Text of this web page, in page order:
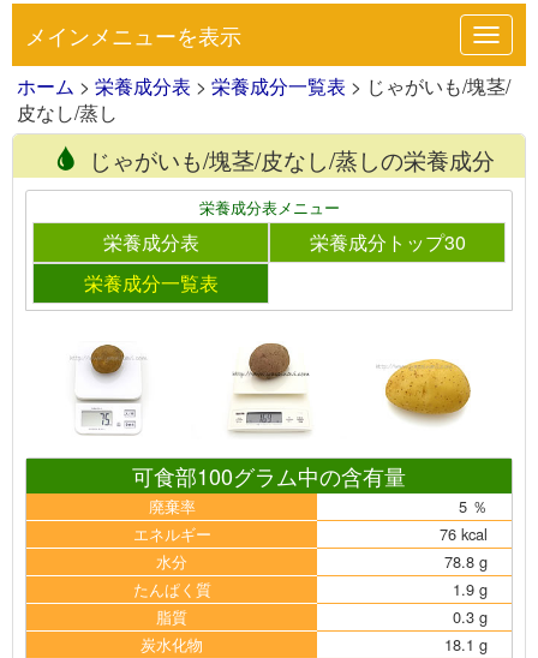
メインメニューを表示
ホーム > 栄養成分表 > 栄養成分一覧表 > じゃがいも/塊茎/
皮なし/蒸し
じゃがいも/塊茎/皮なし/蒸しの栄養成分
栄養成分表メニュー
栄養成分表
栄養成分トップ30
栄養成分一覧表
可食部100グラム中の含有量
廃棄率
5 ％
エネルギー
76 kcal
水分
78.8 g
たんぱく質
1.9 g
脂質
0.3 g
炭水化物
18.1 g